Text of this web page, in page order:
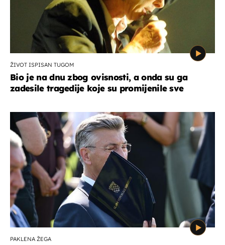
ŽIVOT ISPISAN TUGOM
Bio je na dnu zbog ovisnosti, a onda su ga
zadesile tragedije koje su promijenile sve
PAKLENA ŽEGA